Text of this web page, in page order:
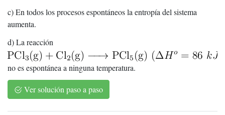
c) En todos los procesos espontáneos la entropía del sistema
aumenta.
d) La reacción
no es espontánea a ninguna temperatura.
Ver solución paso a paso